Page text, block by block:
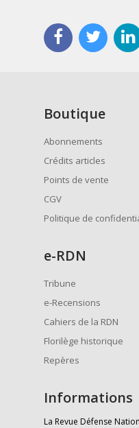
Boutique
Abonnements
Crédits articles
Points de vente
CGV
Politique de
e-RDN
Tribune
e-Recensions
Cahiers de la RDN
Florilège historique
Repères
Informations
La Revue Défense